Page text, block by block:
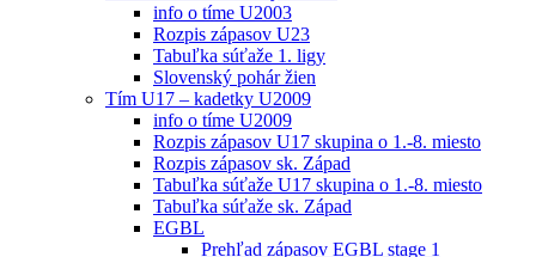
info o tíme U2003
Rozpis zápasov U23
Tabuľka súťaže 1. ligy
Slovenský pohár žien
Tím U17 – kadetky U2009
info o tíme U2009
Rozpis zápasov U17 skupina o 1.-8. miesto
Rozpis zápasov sk. Západ
Tabuľka súťaže U17 skupina o 1.-8. miesto
Tabuľka súťaže sk. Západ
EGBL
Prehľad zápasov EGBL stage 1